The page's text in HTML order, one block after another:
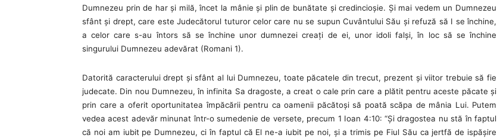
Dumnezeu prin de har şi milă, încet la mânie şi plin de bunătate şi credincioşie. Şi mai vedem un Dumnezeu
sfânt şi drept, care este Judecătorul tuturor celor care nu se supun Cuvântului Său şi refuză să I se închine,
a celor care s-au întors să se închine unor dumnezei creaţi de ei, unor idoli falşi, în loc să se închine
singurului Dumnezeu adevărat (Romani 1).
Datorită caracterului drept şi sfânt al lui Dumnezeu, toate păcatele din trecut, prezent şi viitor trebuie să fie
judecate. Din nou Dumnezeu, în infinita Sa dragoste, a creat o cale prin care a plătit pentru aceste păcate şi
prin care a oferit oportunitatea împăcării pentru ca oamenii păcătoşi să poată scăpa de mânia Lui. Putem
vedea acest adevăr minunat într-o sumedenie de versete, precum 1 Ioan 4:10: “Şi dragostea nu stă în faptul
că noi am iubit pe Dumnezeu, ci în faptul că El ne-a iubit pe noi, şi a trimis pe Fiul Său ca jertfă de ispăşire